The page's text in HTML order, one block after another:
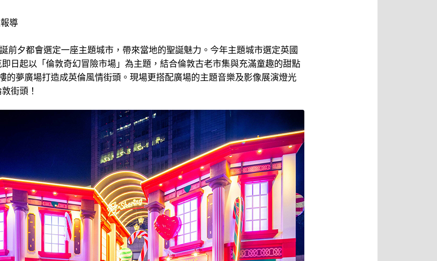
導
前夕都會選定一座主題城市，帶來當地的聖誕魅力。今年主題城市選定英國
日起以「倫敦奇幻冒險市場」為主題，結合倫敦古老市集與充滿童趣的甜點
的夢廣場打造成英倫風情街頭。現場更搭配廣場的主題音樂及影像展演燈光
街頭！